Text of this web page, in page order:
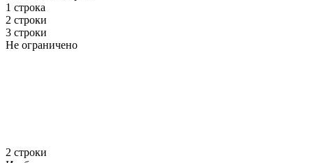
1 строка
2 строки
3 строки
Не ограничено
2 строки